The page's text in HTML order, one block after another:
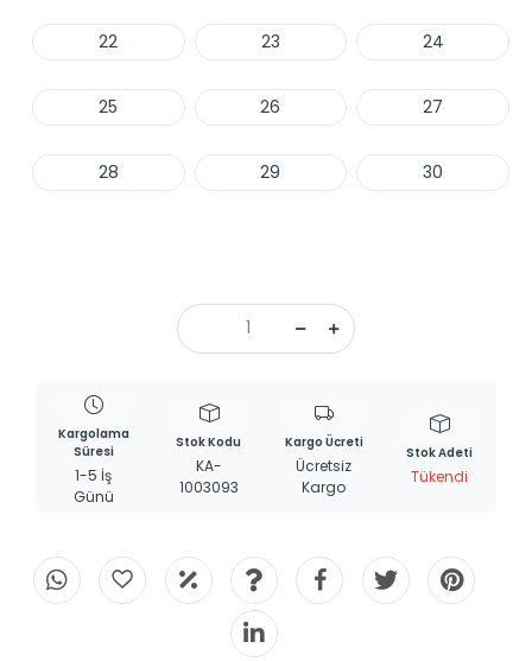
22 23 24
25 26 27
28 29 30
Kargolama
Süresi
1-5 İş
Günü
Stok Kodu
KA-
1003093
Kargo Ücreti
Ücretsiz
Kargo
Stok Adeti
Tükendi